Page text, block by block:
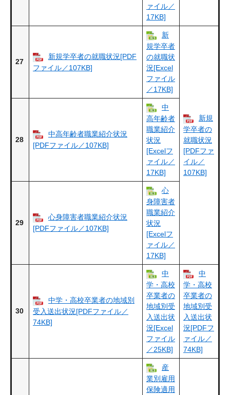
ァイル／
17KB]
27
新規学卒者の就職状況[PDF
ファイル／107KB]
新
規学卒者
の就職状
況[Excel
ファイル
／17KB]
新規
学卒者の
就職状況
[PDFファ
イル／
107KB]
28
中高年齢者職業紹介状況
[PDFファイル／107KB]
中
高年齢者
職業紹介
状況
[Excelフ
ァイル／
17KB]
29
心身障害者職業紹介状況
[PDFファイル／107KB]
心
身障害者
職業紹介
状況
[Excelフ
ァイル／
17KB]
30
中学・高校卒業者の地域別
受入送出状況[PDFファイル／
74KB]
中
学・高校
卒業者の
地域別受
入送出状
況[Excel
ファイル
／25KB]
中
学・高校
卒業者の
地域別受
入送出状
況[PDFフ
ァイル／
74KB]
産
業別雇用
保険適用